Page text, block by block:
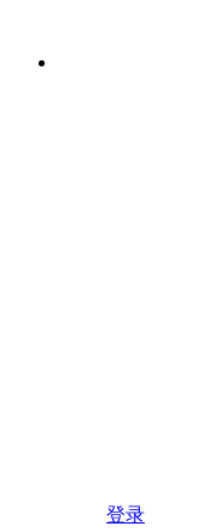
登录